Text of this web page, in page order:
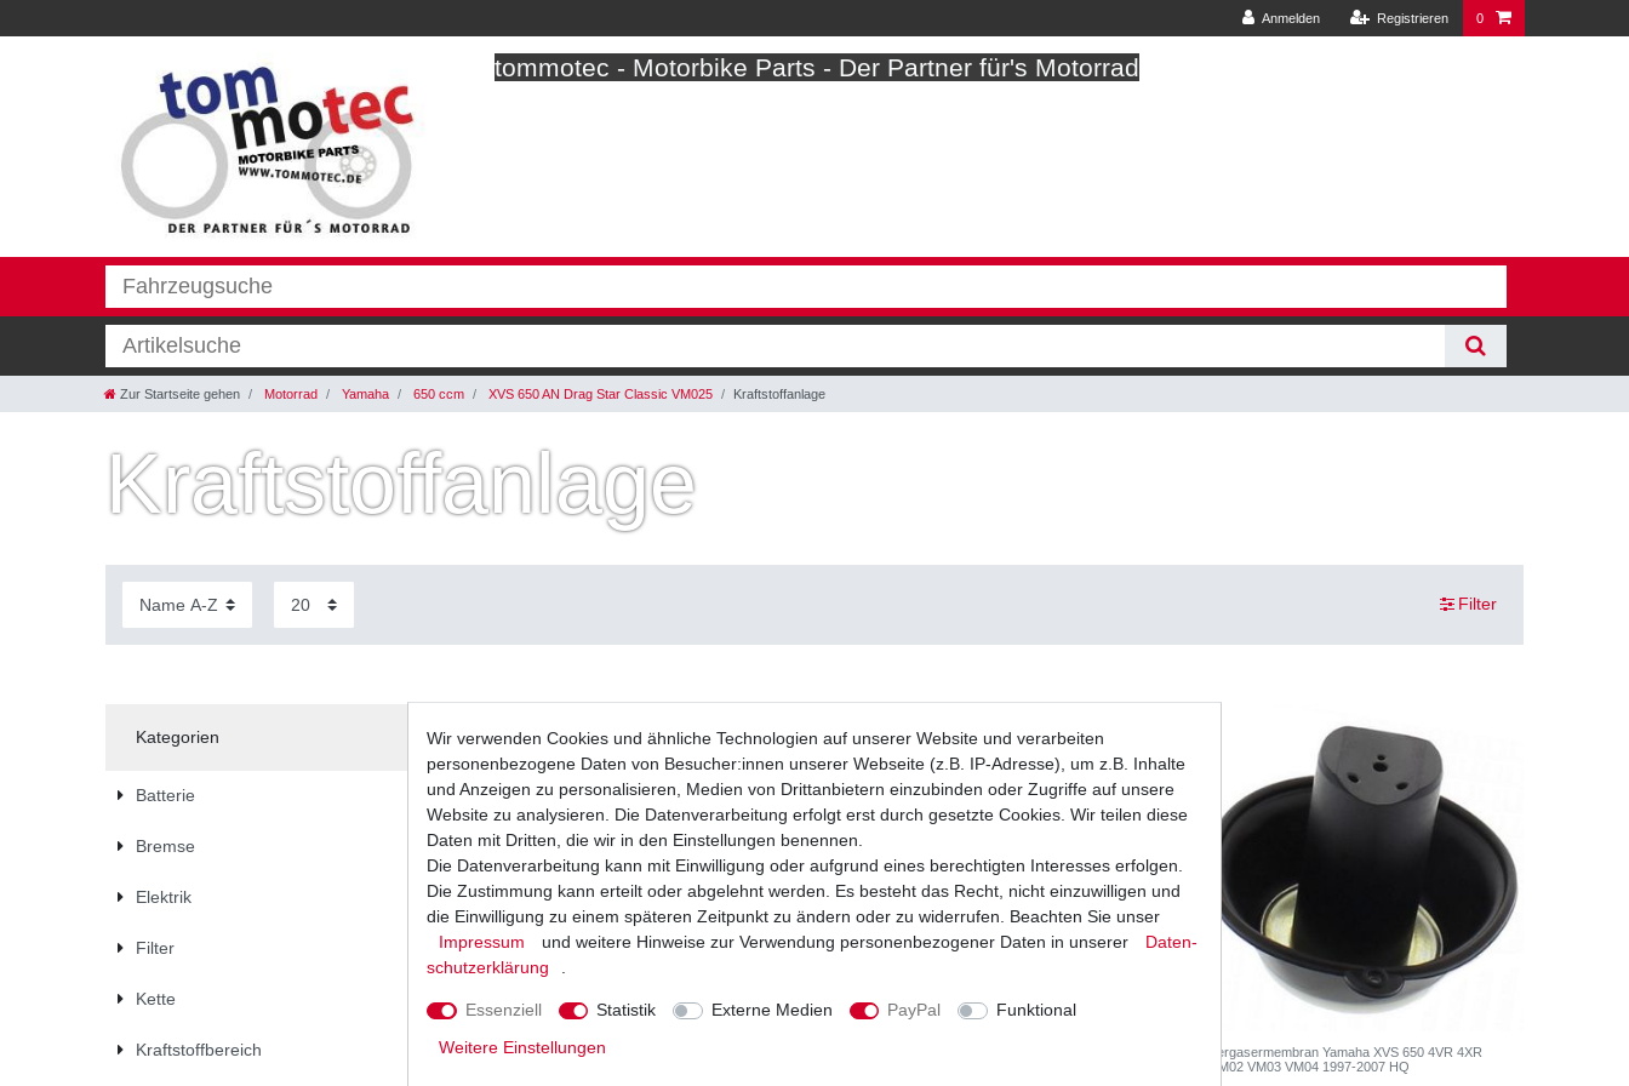
Anmelden Registrieren 0
tommotec - Motorbike Parts - Der Partner für's Motorrad
Zur Startseite gehen Motorrad Yamaha 650 ccm XVS 650 AN Drag Star Classic VM025 Kraftstoffanlage
Kraftstoffanlage
Filter
Kategorien
Batterie
Bremse
Elektrik
Filter
Kette
Kraftstoffbereich Benzinfilter Kraftstofffilter Yamaha 9mm
Vergasermembran Yamaha XVS 650 4VR 4XR
VM02 VM03 VM04 1997-2007 HQ
Wir verwenden Cookies und ähnliche Technologien auf unserer Website und verarbeiten
personenbezogene Daten von Besucher:innen unserer Webseite (z.B. IP-Adresse), um z.B. Inhalte
und Anzeigen zu personalisieren, Medien von Drittanbietern einzubinden oder Zugriffe auf unsere
Website zu analysieren. Die Datenverarbeitung erfolgt erst durch gesetzte Cookies. Wir teilen diese
Daten mit Dritten, die wir in den Einstellungen benennen.
Die Datenverarbeitung kann mit Einwilligung oder aufgrund eines berechtigten Interesses erfolgen.
Die Zustimmung kann erteilt oder abgelehnt werden. Es besteht das Recht, nicht einzuwilligen und
die Einwilligung zu einem späteren Zeitpunkt zu ändern oder zu widerrufen. Beachten Sie unser
Impressum
und weitere Hinweise zur Verwendung personenbezogener Daten in unserer
Daten­
schutz­erklärung
Essenziell Statistik Externe Medien PayPal
Funktional
Weitere Einstellungen